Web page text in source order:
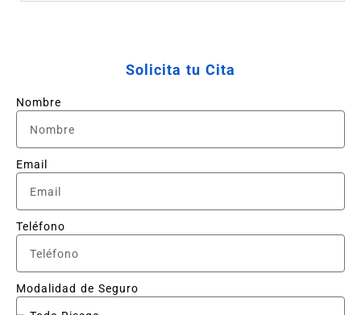
Solicita tu Cita
Nombre
Email
Teléfono
Modalidad de Seguro